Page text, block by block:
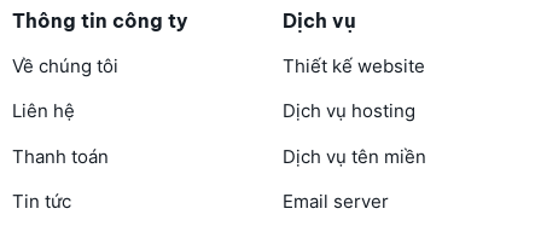
Thông tin công ty
Về chúng tôi
Liên hệ
Thanh toán
Tin tức
Dịch vụ
Thiết kế website
Dịch vụ hosting
Dịch vụ tên miền
Email server